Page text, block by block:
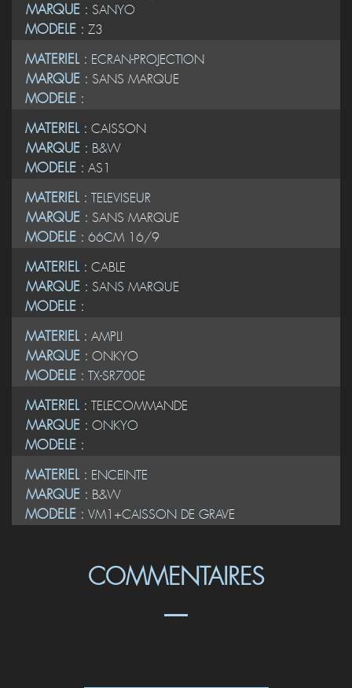
MATERIEL :VIDEO-PROJECTEUR
MARQUE : SANYO
MODELE : Z3
MATERIEL :
MARQUE :SANS MARQUE
MODELE :
MATERIEL :CAISSON
MARQUE :B&W
MODELE : AS1
MATERIEL :TELEVISEUR
MARQUE :SANS MARQUE
MODELE : 66CM 16/9
MATERIEL :
MARQUE : SANS MARQUE
MODELE :
MATERIEL :AMPLI
MARQUE :ONKYO
MODELE : TX-SR700E
MATERIEL :
MARQUE : ONKYO
MODELE :
MATERIEL :ENCEINTE
COMMENTAIRES